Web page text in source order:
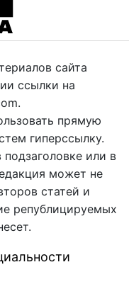
сайта
ссылки на
прямую
гиперссылку.
или в
может не
статей и
републицируемых